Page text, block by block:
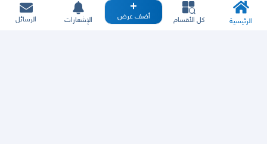
الرئيسية كل الأقسام أضف عرض الإشعارات الرسائل